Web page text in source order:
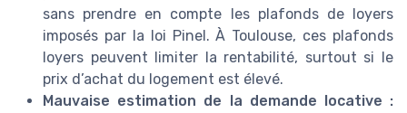
sans prendre en compte les plafonds de loyers
imposés par la loi Pinel. À Toulouse, ces plafonds
loyers peuvent limiter la rentabilité, surtout si le
prix d’achat du logement est élevé.
Mauvaise estimation de la demande locative :